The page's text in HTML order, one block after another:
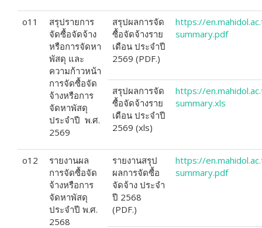
o11
สรุปรายการ
จัดซื้อจัดจ้าง
หรือการจัดหา
พัสดุ และ
ความก้าวหน้า
การจัดซื้อจัด
จ้างหรือการ
จัดหาพัสดุ
ประจำปี พ.ศ.
2569
สรุปผลการจัด
ซื้อจัดจ้างราย
เดือน ประจำปี
2569 (PDF.)
https://
summary.pdf
สรุปผลการจัด
ซื้อจัดจ้างราย
เดือน ประจำปี
2569 (xls)
https://
summary.xls
o12
รายงานผล
การจัดซื้อจัด
จ้างหรือการ
จัดหาพัสดุ
ประจำปี พ.ศ.
2568
รายงานสรุป
ผลการจัดซื้อ
จัดจ้าง ประจำ
ปี 2568
(PDF.)
https://
summary.pdf